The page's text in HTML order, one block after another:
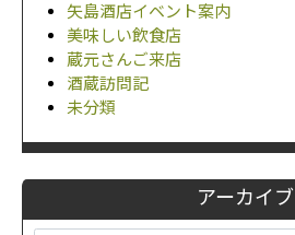
矢島酒店イベント案内
美味しい飲食店
蔵元さんご来店
酒蔵訪問記
未分類
アーカイブ